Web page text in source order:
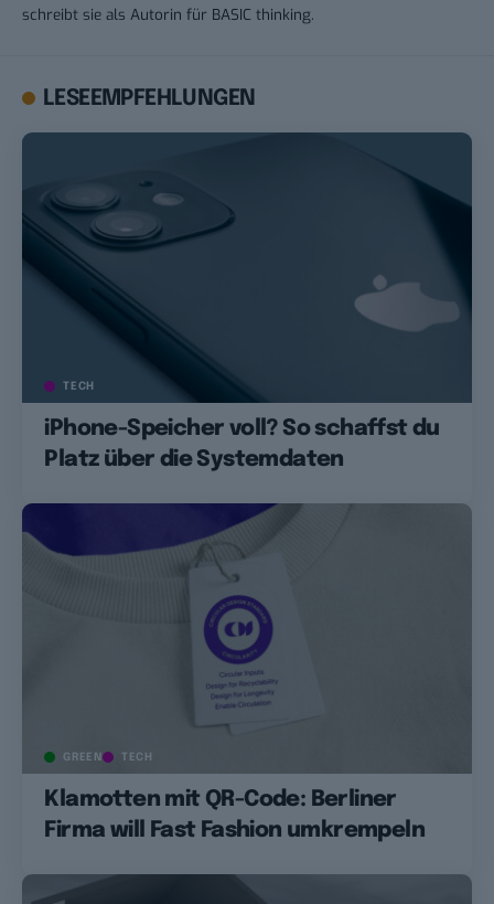
schreibt sie als Autorin für BASIC thinking.
LESEEMPFEHLUNGEN
TECH
iPhone-Speicher voll? So schaffst du
Platz über die Systemdaten
GREEN TECH
Klamotten mit QR-Code: Berliner
Firma will Fast Fashion umkrempeln